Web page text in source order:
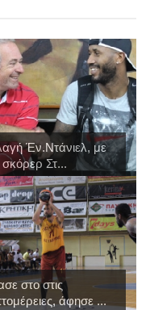
Έν.Ντάνιελ, με
σκόρερ Στ...
στο στις
άφησε ...